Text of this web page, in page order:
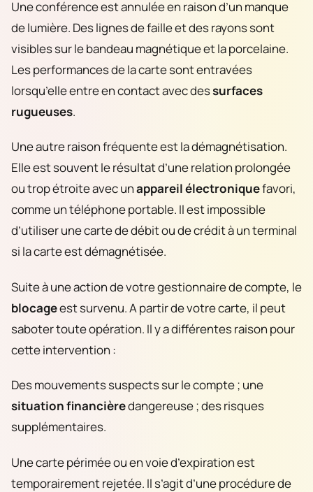
Une conférence est annulée en raison d’un manque
de lumière. Des lignes de faille et des rayons sont
visibles sur le bandeau magnétique et la porcelaine.
Les performances de la carte sont entravées
lorsqu’elle entre en contact avec dessurfaces
rugueuses.
Une autre raison fréquente est la démagnétisation.
Elle est souvent le résultat d’une relation prolongée
ou trop étroite avec unappareil électroniquefavori,
comme un téléphone portable. Il est impossible
d’utiliser une carte de débit ou de crédit à un terminal
si la carte est démagnétisée.
Suite à une action de votre gestionnaire de compte, le
blocageest survenu. A partir de votre carte, il peut
saboter toute opération. Il y a différentes raison pour
cette intervention :
Des mouvements suspects sur le compte ; une
situation financièredangereuse ; des risques
supplémentaires.
Une carte périmée ou en voie d’expiration est
temporairement rejetée. Il s’agit d’une procédure de